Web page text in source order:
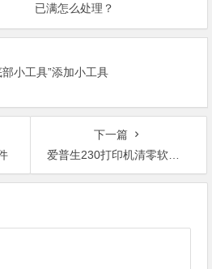
已满怎么处理？
部小工具”添加小工具
下一篇
爱普生230打印机清零软件win7